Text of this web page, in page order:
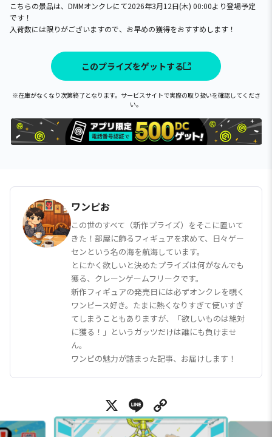
こちらの景品は、DMMオンクレにて2026年3月12日(木) 00:00より登場予定
です！
入荷数には限りがございますので、お早めの獲得をおすすめします！
このプライズをゲットする
※在庫がなくなり次第終了となります。サービスサイトで実際の取り扱いを確認してくださ
い。
ワンピお
この世のすべて（新作プライズ）をそこに置いて
きた！部屋に飾るフィギュアを求めて、日々ゲー
センという名の海を航海しています。
とにかく欲しいと決めたプライズは何がなんでも
獲る、クレーンゲームフリークです。
新作フィギュアの発売日には必ずオンクレを覗く
ワンピース好き。たまに熱くなりすぎて使いすぎ
てしまうこともありますが、「欲しいものは絶対
に獲る！」というガッツだけは誰にも負けませ
ん。
ワンピの魅力が詰まった記事、お届けします！
X Line